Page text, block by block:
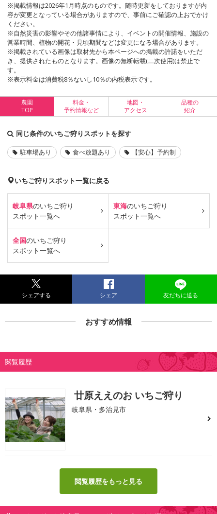
※掲載情報は2026年1月時点のものです。随時更新をしておりますが内
容が変更となっている場合がありますので、事前にご確認の上おでかけ
ください。
※自然災害の影響やその他諸事情により、イベントの開催情報、施設の
営業時間、植物の開花・見頃期間などは変更になる場合があります。
※掲載されている画像は取材先から本ページへの掲載の許諾をいただ
き、提供されたものとなります。画像の無断転載(二次使用)は禁止で
す。
※表示料金は消費税8％ないし10％の内税表示です。
農園
TOP
料金・
予約情報など
地図・
アクセス
品種の
紹介
同じ条件のいちご狩りスポットを探す
駐車場あり 食べ放題あり 【安心】予約制
いちご狩りスポット一覧に戻る
岐阜県のいちご狩り
スポット一覧へ
東海のいちご狩り
スポット一覧へ
全国のいちご狩り
スポット一覧へ
シェアする シェア 友だちに送る
おすすめ情報
閲覧履歴
廿原ええのお いちご狩り
岐阜県・多治見市
閲覧履歴をもっと見る